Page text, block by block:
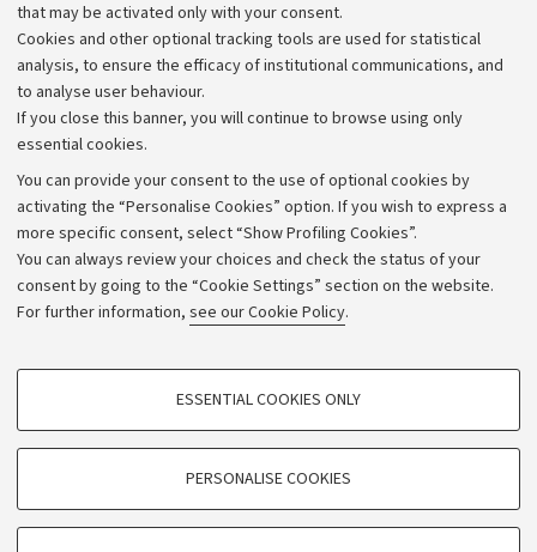
that may be activated only with your consent.
Cookies and other optional tracking tools are used for statistical
analysis, to ensure the efficacy of institutional communications, and
to analyse user behaviour.
If you close this banner, you will continue to browse using only
essential cookies.
You can provide your consent to the use of optional cookies by
activating the “Personalise Cookies” option. If you wish to express a
more specific consent, select “Show Profiling Cookies”.
You can always review your choices and check the status of your
consent by going to the “Cookie Settings” section on the website.
For further information, see our Cookie Policy.
PROFILING COOKIES - OPTIONAL
TECHNICAL COOKIES - ESSENTIAL
ESSENTIAL COOKIES ONLY
PERSONALISE COOKIES
Alumni community
Strategic plan
University budgets
Calls and competitions
Transparent administration
Appeals lodged
Merchandising - UniboStore
Website and accessibility information
Accessibility statement
Privacy policy and legal notes
Cookie Settings
©Copyright 2026 - ALMA MATER STUDIORUM - Università di